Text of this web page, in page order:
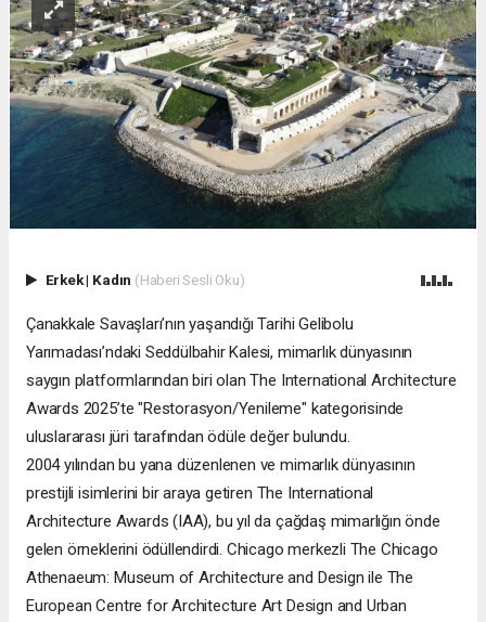
Erkek| Kadın (Haberi Sesli Oku)
Çanakkale Savaşları’nın yaşandığı Tarihi Gelibolu
Yarımadası’ndaki Seddülbahir Kalesi, mimarlık dünyasının
saygın platformlarından biri olan The International Architecture
Awards 2025’te "Restorasyon/Yenileme" kategorisinde
uluslararası jüri tarafından ödüle değer bulundu.
2004 yılından bu yana düzenlenen ve mimarlık dünyasının
prestijli isimlerini bir araya getiren The International
Architecture Awards (IAA), bu yıl da çağdaş mimarlığın önde
gelen örneklerini ödüllendirdi. Chicago merkezli The Chicago
Athenaeum: Museum of Architecture and Design ile The
European Centre for Architecture Art Design and Urban